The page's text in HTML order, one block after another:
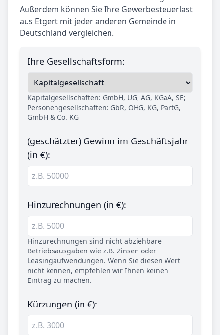
Außerdem können Sie Ihre Gewerbesteuerlast
aus Etgert mit jeder anderen Gemeinde in
Deutschland vergleichen.
Ihre Gesellschaftsform:
Kapitalgesellschaften: GmbH, UG, AG, KGaA, SE;
Personengesellschaften: GbR, OHG, KG, PartG,
GmbH & Co. KG
(geschätzter) Gewinn im Geschäftsjahr
(in €):
Hinzurechnungen (in €):
Hinzurechnungen sind nicht abziehbare
Betriebsausgaben wie z.B. Zinsen oder
Leasingaufwendungen. Wenn Sie diesen Wert
nicht kennen, empfehlen wir Ihnen keinen
Eintrag zu machen.
Kürzungen (in €):